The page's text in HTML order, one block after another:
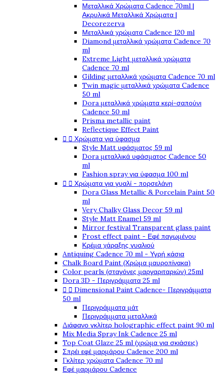
Μεταλλικά Χρώματα Cadence 70ml |
Ακρυλικά Μεταλλικά Χρώματα |
Decorezerva
Μεταλλικά χρώματα Cadence 120 ml
Diamond μεταλλικά χρώματα Cadence 70
ml
Extreme Light μεταλλικά χρώματα
Cadence 70 ml
Gilding μεταλλικά χρώματα Cadence 70 ml
Twin magic μεταλλικά χρώματα Cadence
50 ml
Dora μεταλλικά χρώματα κερί-σαπούνι
Cadence 50 ml
Prisma metallic paint
Reflectique Effect Paint
  Χρώματα για ύφασμα
Style Matt υφάσματος 59 ml
Dora μεταλλικά υφάσματος Cadence 50
ml
Fashion spray για ύφασμα 100 ml
  Χρώματα για γυαλί - πορσελάνη
Dora Glass Metallic & Porcelain Paint 50
ml
Very Chalky Glass Decor 59 ml
Style Matt Enamel 59 ml
Mirror festival Transparent glass paint
Frost effect paint - Εφέ παγωμένου
Κρέμα χάραξης γυαλιού
Antiquing Cadence 70 ml - Υγρή κάσια
Chalk Board Paint (Χρώμα μαυροπίνακα)
Color pearls (σταγόνες μαργαριταριών) 25ml
Dora 3D - Περιγράμματα 25 ml
  Dimensional Paint Cadence- Περιγράμματα
50 ml
Περιγράμματα μάτ
Περιγράμματα μεταλλικά
Διάφανο γκλίτερ holographic effect paint 90 ml
Mix Media Spray Ink Cadence 25 ml
Top Coat Glaze 25 ml (χρώμα για σκιάσεις)
Σπρέι εφέ μαρμάρου Cadence 200 ml
Γκλίτερ χρώματα Cadence 70 ml
Εφέ μαρμάρου Cadence